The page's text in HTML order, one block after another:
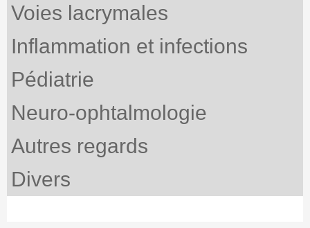
Voies lacrymales
Inflammation et infections
Pédiatrie
Neuro-ophtalmologie
Autres regards
Divers